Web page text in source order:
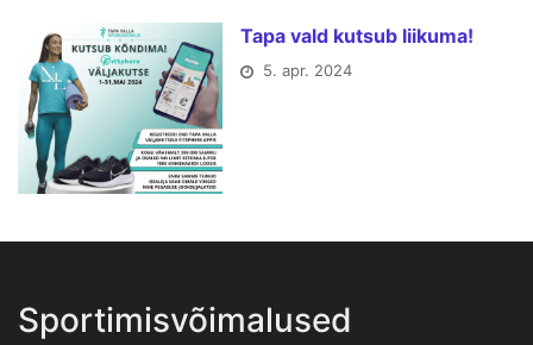
Tapa vald kutsub liikuma!
5. apr. 2024
Sportimisvõimalused